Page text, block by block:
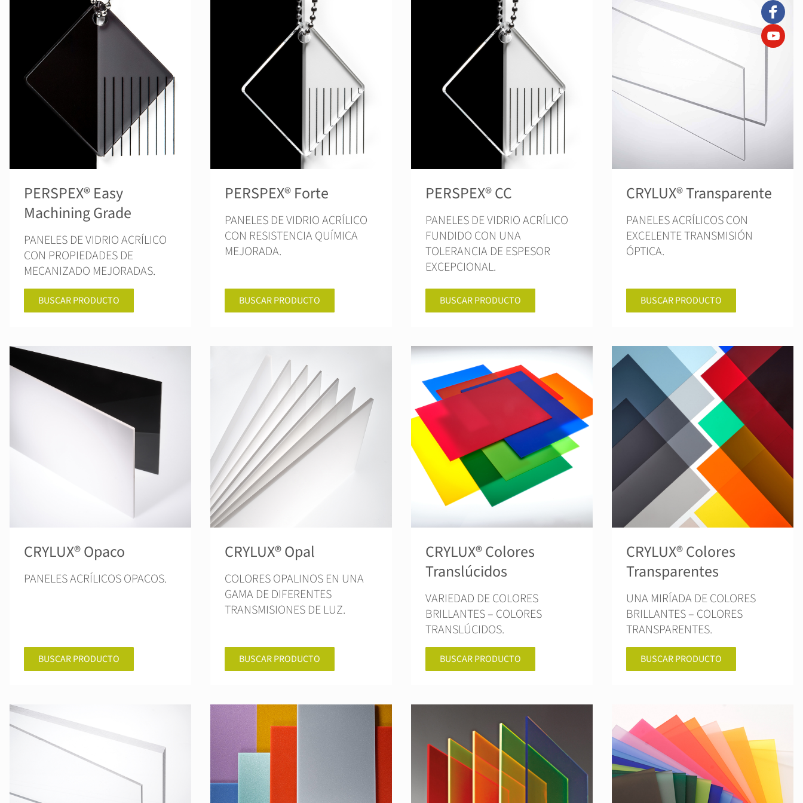
PERSPEX® Easy
Machining Grade
PANELES DE VIDRIO ACRÍLICO
CON PROPIEDADES DE
MECANIZADO MEJORADAS.
BUSCAR PRODUCTO
PERSPEX® Forte
PANELES DE VIDRIO ACRÍLICO
CON RESISTENCIA QUÍMICA
MEJORADA.
BUSCAR PRODUCTO
PERSPEX® CC
PANELES DE VIDRIO ACRÍLICO
FUNDIDO CON UNA
TOLERANCIA DE ESPESOR
EXCEPCIONAL.
BUSCAR PRODUCTO
CRYLUX® Transparente
PANELES ACRÍLICOS CON
EXCELENTE TRANSMISIÓN
ÓPTICA.
BUSCAR PRODUCTO
CRYLUX® Opaco
PANELES ACRÍLICOS OPACOS.
BUSCAR PRODUCTO
CRYLUX® Opal
COLORES OPALINOS EN UNA
GAMA DE DIFERENTES
TRANSMISIONES DE LUZ.
BUSCAR PRODUCTO
CRYLUX® Colores
Translúcidos
VARIEDAD DE COLORES
BRILLANTES – COLORES
TRANSLÚCIDOS.
BUSCAR PRODUCTO
CRYLUX® Colores
Transparentes
UNA MIRÍADA DE COLORES
BRILLANTES – COLORES
TRANSPARENTES.
BUSCAR PRODUCTO